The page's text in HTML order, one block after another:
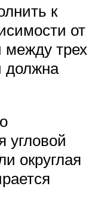
к
от
между трех
должна
округлая